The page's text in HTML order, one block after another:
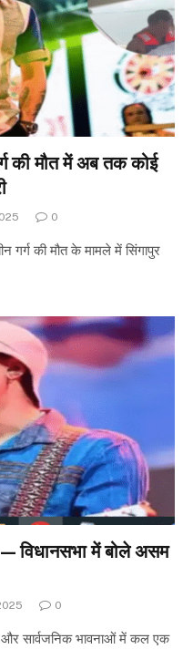
की मौत में अब तक कोई
0
गर्ग की मौत के मामले में सिंगापुर
— विधानसभा में बोले असम
0
और सार्वजनिक भावनाओं में कल एक